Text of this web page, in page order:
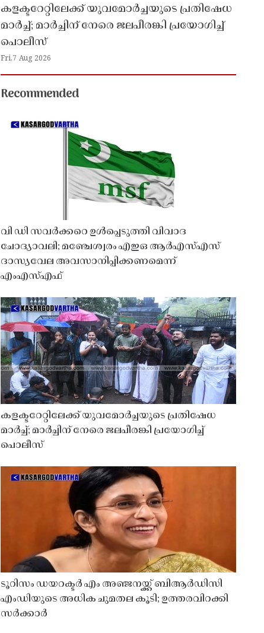
കളക്ടറേറ്റിലേക്ക് യുവമോർച്ചയുടെ പ്രതിഷേധ
മാർച്ച്; മാർച്ചിന് നേരെ ജലപീരങ്കി പ്രയോഗിച്ച്
പൊലീസ്
Fri,7 Aug 2026
Recommended
വി ഡി സവർക്കറെ ഉൾപ്പെടുത്തി വിവാദ
ചോദ്യാവലി; മഞ്ചേശ്വരം എഇഒ ആർഎസ്എസ്
ദാസ്യവേല അവസാനിപ്പിക്കണമെന്ന്
എംഎസ്എഫ്
കളക്ടറേറ്റിലേക്ക് യുവമോർച്ചയുടെ പ്രതിഷേധ
മാർച്ച്; മാർച്ചിന് നേരെ ജലപീരങ്കി പ്രയോഗിച്ച്
പൊലീസ്
ടൂറിസം ഡയറക്ടർ എം അഞ്ജനയ്ക്ക് ബിആർഡിസി
എംഡിയുടെ അധിക ചുമതല കൂടി; ഉത്തരവിറക്കി
സർക്കാർ